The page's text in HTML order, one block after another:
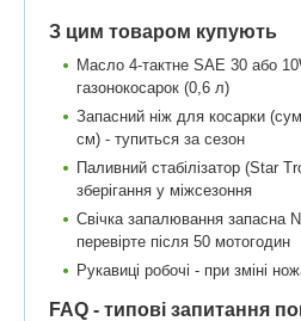
З цим товаром купують
Масло 4-тактне SAE 30 або
газонокосарок (0,6 л)
Запасний ніж для косарки
см) - тупиться за сезон
Паливний стабілізатор (Star
зберігання у міжсезоння
Свічка запалювання запасна
перевірте після 50 мотогодин
Рукавиці робочі - при зміні
FAQ - типові запитання